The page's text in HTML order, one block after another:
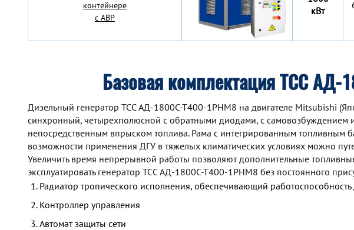
контейнере
с АВР
кВт
Базовая комплектация ТСС
Дизельный генератор TCC АД-1800С-Т400-1РНМ8 на двигателе Mitsubishi
синхронный, четырехполюсной с обратными диодами, с самовозбуждением
непосредственным впрыском топлива. Рама с интегрированным
возможности применения ДГУ в тяжелых климатических условиях можно
Увеличить время непрерывной работы позволяют дополнительные
эксплуатировать генератор TCC АД-1800С-Т400-1РНМ8 без постоянного
Радиатор тропического исполнения, обеспечивающий
Контроллер управления
Автомат защиты сети